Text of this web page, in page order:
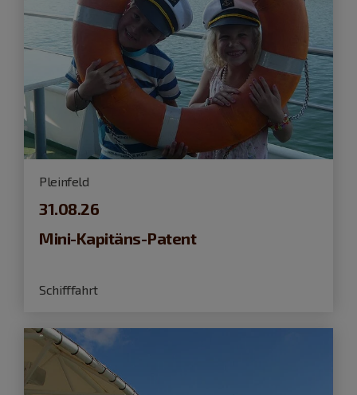
Pleinfeld
31.08.26
Mini-Kapitäns-Patent
Schifffahrt